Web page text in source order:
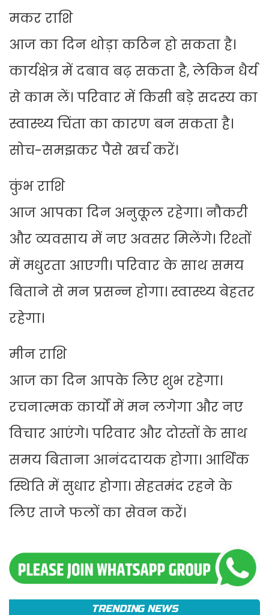
मकर राशि
आज का दिन थोड़ा कठिन हो सकता है।
कार्यक्षेत्र में दबाव बढ़ सकता है, लेकिन धैर्य
से काम लें। परिवार में किसी बड़े सदस्य का
स्वास्थ्य चिंता का कारण बन सकता है।
सोच-समझकर पैसे खर्च करें।
कुंभ राशि
आज आपका दिन अनुकूल रहेगा। नौकरी
और व्यवसाय में नए अवसर मिलेंगे। रिश्तों
में मधुरता आएगी। परिवार के साथ समय
बिताने से मन प्रसन्न होगा। स्वास्थ्य बेहतर
रहेगा।
मीन राशि
आज का दिन आपके लिए शुभ रहेगा।
रचनात्मक कार्यों में मन लगेगा और नए
विचार आएंगे। परिवार और दोस्तों के साथ
समय बिताना आनंददायक होगा। आर्थिक
स्थिति में सुधार होगा। सेहतमंद रहने के
लिए ताजे फलों का सेवन करें।
TRENDING NEWS